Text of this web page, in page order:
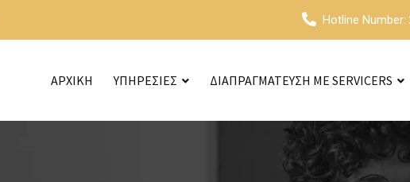
Hotline Number:
ΑΡΧΙΚΗ ΥΠΗΡΕΣΙΕΣ ΔΙΑΠΡΑΓΜΑΤΕΥΣΗ ΜΕ SERVICERS